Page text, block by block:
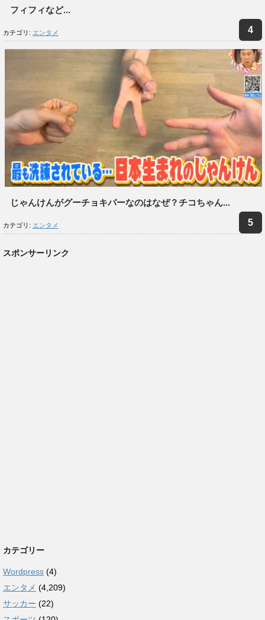
フィフィなど...
カテゴリ: エンタメ
じゃんけんがグーチョキパーなのはなぜ？チコちゃん...
カテゴリ: エンタメ
スポンサーリンク
カテゴリー
Wordpress (4)
エンタメ (4,209)
サッカー (22)